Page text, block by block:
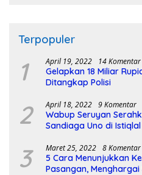
Terpopuler
1 April 19, 2022 14 Komentar
Gelapkan 18 Miliar
Ditangkap Polisi
2 April 18, 2022 9 Komentar
Wabup Seruyan
Sandiaga Uno di
3 Maret 25, 2022 8 Komentar
5 Cara Menunjukkan
Pasangan, Menghargai